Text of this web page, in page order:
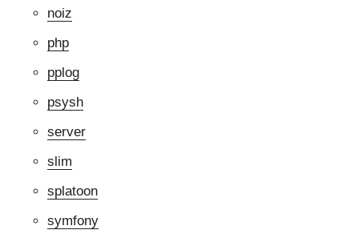
noiz
php
pplog
psysh
server
slim
splatoon
symfony